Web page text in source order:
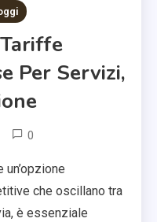
Per Servizi,
0
che oscillano tra
è essenziale